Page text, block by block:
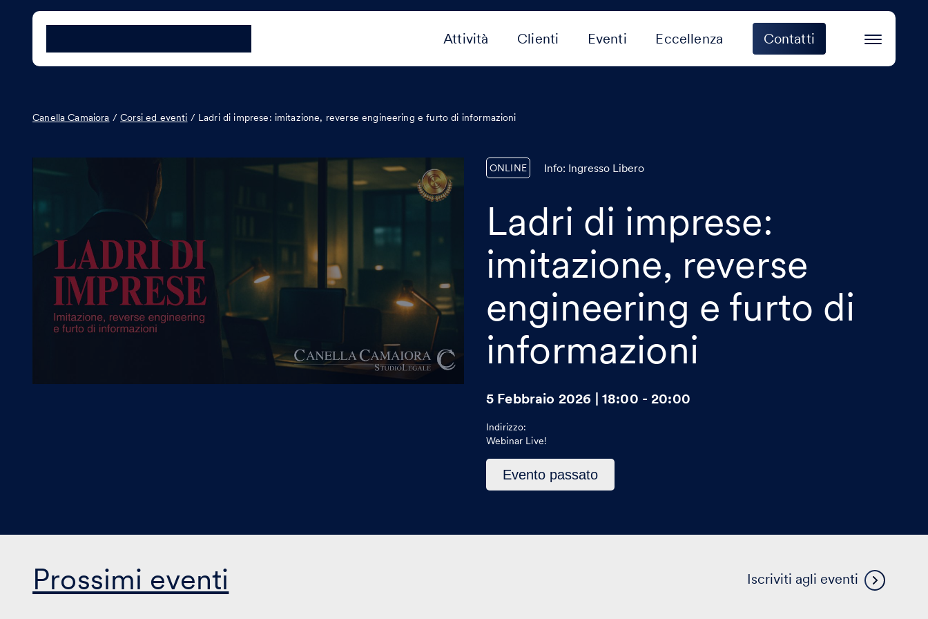
Attività Clienti Eventi Eccellenza Contatti
Canella Camaiora /Corsi ed eventi / Ladri di imprese: imitazione, reverse engineering e furto di informazioni
ONLINE Info: Ingresso Libero
Ladri di imprese:
imitazione, reverse
engineering e furto di
informazioni
5 Febbraio 2026 | 18:00 - 20:00
Indirizzo:
Webinar Live!
Questo
evento
è
Evento passato
Prossimi eventi Iscriviti agli eventi